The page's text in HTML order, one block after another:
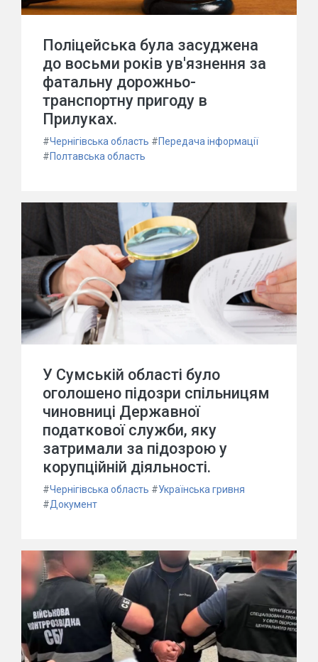
Поліцейська була засуджена
до восьми років ув'язнення за
фатальну дорожньо-
транспортну пригоду в
Прилуках.
#Чернігівська область #Передача інформації
#Полтавська область
У Сумській області було
оголошено підозри спільницям
чиновниці Державної
податкової служби, яку
затримали за підозрою у
корупційній діяльності.
#Чернігівська область #Українська гривня
#Документ